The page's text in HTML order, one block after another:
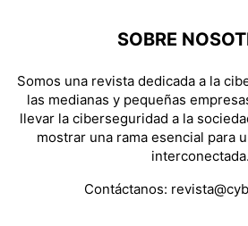
SOBRE
Somos una revista dedicada a la
las medianas y pequeñas
llevar la ciberseguridad a la
mostrar una rama esencial para
interconectada.
Contáctanos: